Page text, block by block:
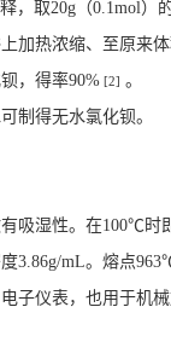
，取20g（0.1mol
加热浓缩、至原来
，得率90% [2] 。
制得无水氯化钡。
吸湿性。在100℃
3.86g/mL。熔点
子仪表，也用于机